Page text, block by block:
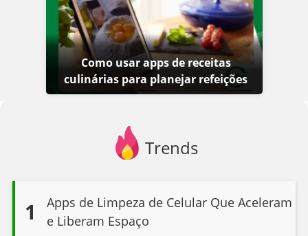
Como usar apps de receitas
culinárias para planejar refeições
Trends
1
Apps de Limpeza de Celular Que Aceleram
e Liberam Espaço